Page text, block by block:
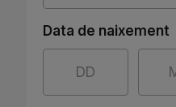
Data de naixement